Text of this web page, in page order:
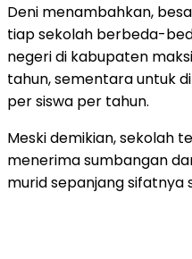
Deni menambahkan,
tiap sekolah berbeda-
negeri di kabupaten
tahun, sementara untuk
per siswa per tahun.
Meski demikian, sekolah
menerima sumbangan
murid sepanjang sifatnya